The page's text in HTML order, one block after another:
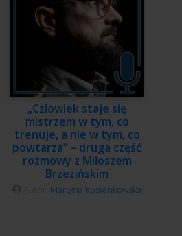
„Człowiek staje się
mistrzem w tym, co
trenuje, a nie w tym, co
powtarza” – druga część
rozmowy z Miłoszem
Brzezińskim
Martyna Kosienkowska